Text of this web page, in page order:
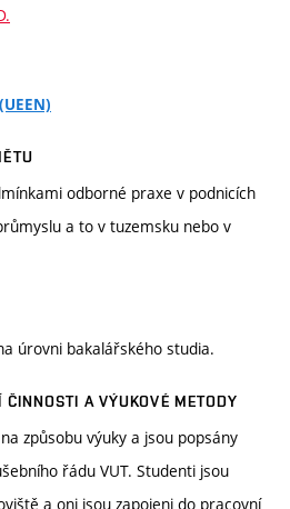
odborné praxe v podnicích
a to v tuzemsku nebo v
úrovni bakalářského studia.
A VÝUKOVÉ METODY
způsobu výuky a jsou popsány
řádu VUT. Studenti jsou
a oni jsou zapojeni do pracovní